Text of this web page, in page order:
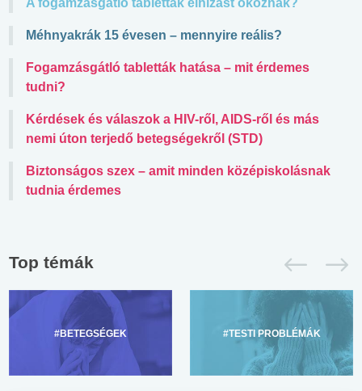
Méhnyakrák 15 évesen – mennyire reális?
Fogamzásgátló tabletták hatása – mit érdemes
tudni?
Kérdések és válaszok a HIV-ről, AIDS-ről és más
nemi úton terjedő betegségekről (STD)
Biztonságos szex – amit minden középiskolásnak
tudnia érdemes
Top témák
#BETEGSÉGEK #TESTI PROBLÉMÁK